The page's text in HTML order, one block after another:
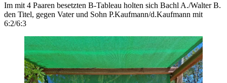
Im mit 4 Paaren besetzten B-Tableau holten sich Bachl A./Walter B.
den Titel, gegen Vater und Sohn P.Kaufmann/d.Kaufmann mit
6:2/6:3